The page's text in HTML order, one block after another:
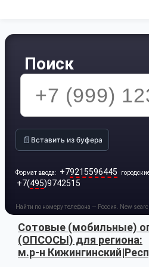
Поиск
📄 Вставить из буфера
Формат ввода: +79215596445
+7(495)9742515
Найти по номеру телефона — Россия. New
Сотовые (мобильные)
(ОПСОСЫ) для региона:
м.р-н